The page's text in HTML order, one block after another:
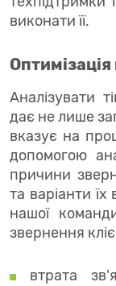
виконати її.
Аналізувати
дає не лише
вказує на
допомогою
причини
та варіанти
нашої
звернення
втрата